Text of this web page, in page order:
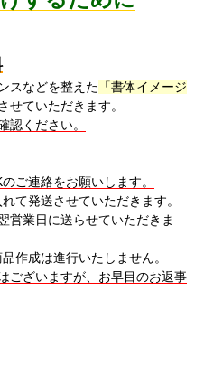
スなどを整えた 「書体イメージ
せていただきます。
認ください。
ご連絡をお願いします。
て発送させていただきます。
営業日に送らせていただきま
作成は進行いたしません。
ございますが、お早目のお返事